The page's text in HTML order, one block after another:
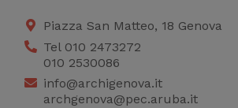
Ci permettono di
raccogliere dati
statistici su di te per
migliorare il servizio
Piazza San Matteo, 18 Genova
Tel 010 2473272
010 2530086
info@archigenova.it
archgenova@pec.aruba.it